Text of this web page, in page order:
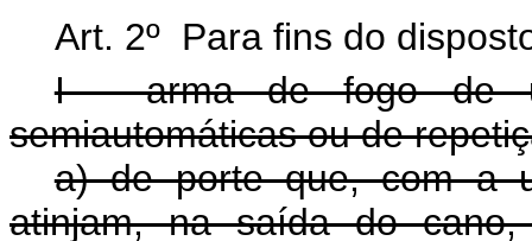
Art. 2º Para fins do
I - arma de fogo de
semiautomáticas ou de
a) de porte que, com a
atinjam, na saída do